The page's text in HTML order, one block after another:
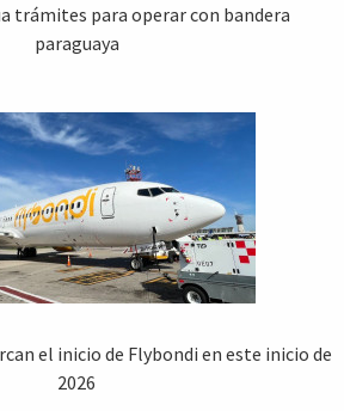
trámites para operar con bandera
paraguaya
el inicio de Flybondi en este inicio de
2026